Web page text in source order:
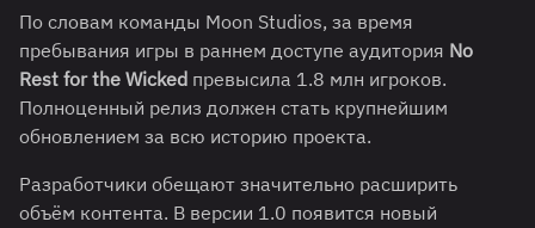
По словам команды Moon Studios, за время
пребывания игры в раннем доступе аудитория No
Rest for the Wicked превысила 1.8 млн игроков.
Полноценный релиз должен стать крупнейшим
обновлением за всю историю проекта.
Разработчики обещают значительно расширить
объём контента. В версии 1.0 появится новый